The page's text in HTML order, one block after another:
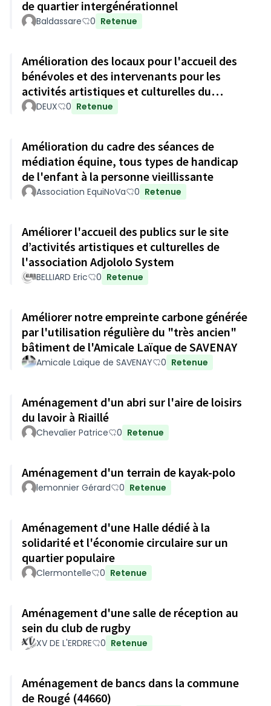
de quartier intergénérationnel
Baldassare 0 Retenue
Amélioration des locaux pour l'accueil des
bénévoles et des intervenants pour les
activités artistiques et culturelles du
cinémalouine
DEUX 0 Retenue
Amélioration du cadre des séances de
médiation équine, tous types de handicap
de l'enfant à la personne vieillissante
Association EquiNoVa 0 Retenue
Améliorer l'accueil des publics sur le site
d’activités artistiques et culturelles de
l'association Adjololo System
BELLIARD Eric 0 Retenue
Améliorer notre empreinte carbone générée
par l'utilisation régulière du "très ancien"
bâtiment de l'Amicale Laïque de SAVENAY
Amicale Laïque de SAVENAY 0 Retenue
Aménagement d'un abri sur l'aire de loisirs
du lavoir à Riaillé
Chevalier Patrice 0 Retenue
Aménagement d'un terrain de kayak-polo
lemonnier Gérard 0 Retenue
Aménagement d'une Halle dédié à la
solidarité et l'économie circulaire sur un
quartier populaire
Clermontelle 0 Retenue
Aménagement d'une salle de réception au
sein du club de rugby
XV DE L'ERDRE 0 Retenue
Aménagement de bancs dans la commune
de Rougé (44660)